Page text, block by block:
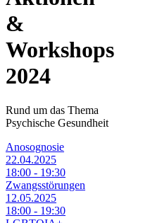
&
Workshops
2024
Rund um das Thema
Psychische Gesundheit
Anosognosie
22.04.2025
18:00 - 19:30
Zwangsstörungen
12.05.2025
18:00 - 19:30